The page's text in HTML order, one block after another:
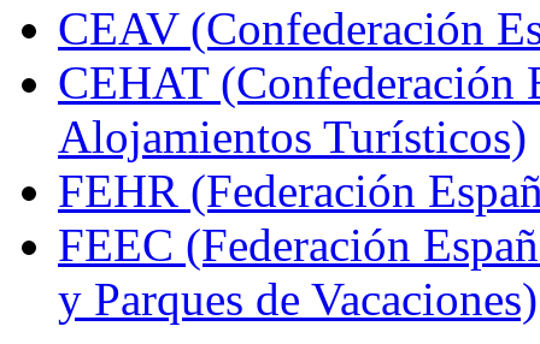
CEAV (Confederación
CEHAT (Confederación
Alojamientos Turísticos)
FEHR (Federación
FEEC (Federación
y Parques de Vacaciones)